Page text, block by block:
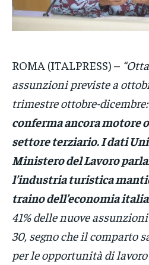
CONTATTI
CONTATTI
CONTATTI
ROMA (ITALPRESS) –
assunzioni previste a
trimestre ottobre-dicembre:
conferma ancora motore
settore terziario. I dati
Ministero del Lavoro
l’industria turistica
traino dell’economia
41% delle nuove
30, segno che il comparto
per le opportunità di